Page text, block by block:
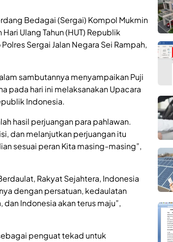
Bedagai (Sergai) Kompol Mukmin
Ulang Tahun (HUT) Republik
Sergai Jalan Negara Sei Rampah,
sambutannya menyampaikan Puji
pada hari ini melaksanakan Upacara
Indonesia.
hasil perjuangan para pahlawan.
dan melanjutkan perjuangan itu
sesuai peran Kita masing-masing”,
Rakyat Sejahtera, Indonesia
dengan persatuan, kedaulatan
Indonesia akan terus maju”,
penguat tekad untuk